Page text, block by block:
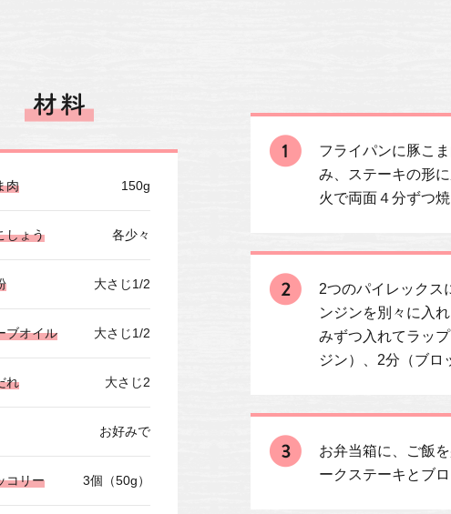
肉 150g
しょう 各少々
大さじ1/2
ブオイル 大さじ1/2
れ 大さじ2
お好みで
コリー 3個（50g）
フライパンに豚こ
み、ステーキの形
火で両面４分ずつ
2つのパイレックス
ンジンを別々に入
みずつ入れてラッ
ジン）、2分（ブロ
お弁当箱に、ご飯
ークステーキとブ